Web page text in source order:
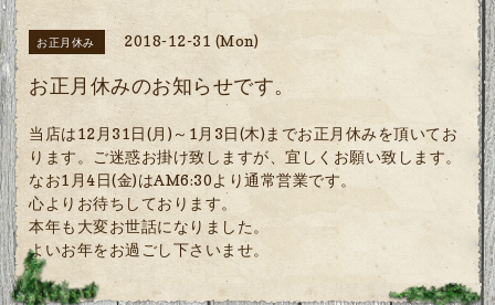
お正月休み 2018-12-31 (Mon)
お正月休みのお知らせです。
当店は12月31日(月)～1月3日(木)までお正月休みを頂いてお
ります。ご迷惑お掛け致しますが、宜しくお願い致します。
なお1月4日(金)はAM6:30より通常営業です。
心よりお待ちしております。
本年も大変お世話になりました。
よいお年をお過ごし下さいませ。